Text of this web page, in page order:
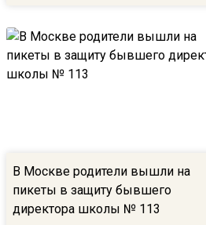
В Москве родители вышли на
пикеты в защиту бывшего
директора школы № 113